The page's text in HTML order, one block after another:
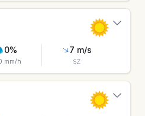
0%
mm/h
7 m/s
SZ